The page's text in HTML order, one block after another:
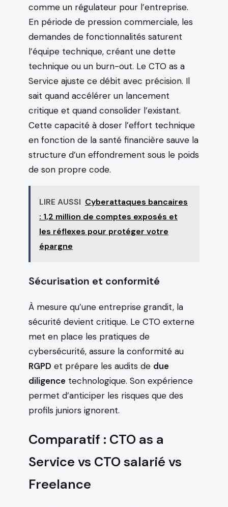
comme un régulateur pour l’entreprise.
En période de pression commerciale, les
demandes de fonctionnalités saturent
l’équipe technique, créant une dette
technique ou un burn-out. Le CTO as a
Service ajuste ce débit avec précision. Il
sait quand accélérer un lancement
critique et quand consolider l’existant.
Cette capacité à doser l’effort technique
en fonction de la santé financière sauve la
structure d’un effondrement sous le poids
de son propre code.
LIRE AUSSI Cyberattaques bancaires
: 1,2 million de comptes exposés et
les réflexes pour protéger votre
épargne
Sécurisation et conformité
À mesure qu’une entreprise grandit, la
sécurité devient critique. Le CTO externe
met en place les pratiques de
cybersécurité, assure la conformité au
RGPD et prépare les audits de due
diligence technologique. Son expérience
permet d’anticiper les risques que des
profils juniors ignorent.
Comparatif : CTO as a
Service vs CTO salarié vs
Freelance